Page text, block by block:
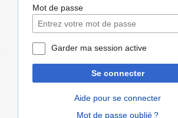
navigation
recherche
Mot de passe
Garder ma session active
Se connecter
Aide pour se connecter
Mot de passe oublié ?